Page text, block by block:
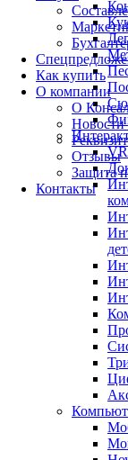
Как купить
О компании
О
Новости
Отзывы
Защита
Контакты